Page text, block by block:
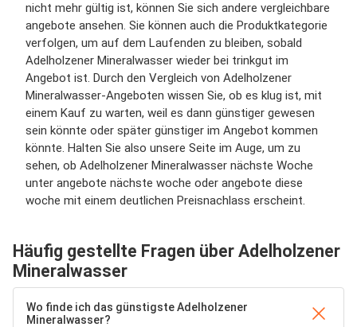
nicht mehr gültig ist, können Sie sich andere vergleichbare
angebote ansehen. Sie können auch die Produktkategorie
verfolgen, um auf dem Laufenden zu bleiben, sobald
Adelholzener Mineralwasser wieder bei trinkgut im
Angebot ist. Durch den Vergleich von Adelholzener
Mineralwasser-Angeboten wissen Sie, ob es klug ist, mit
einem Kauf zu warten, weil es dann günstiger gewesen
sein könnte oder später günstiger im Angebot kommen
könnte. Halten Sie also unsere Seite im Auge, um zu
sehen, ob Adelholzener Mineralwasser nächste Woche
unter angebote nächste woche oder angebote diese
woche mit einem deutlichen Preisnachlass erscheint.
Häufig gestellte Fragen über Adelholzener
Mineralwasser
Wo finde ich das günstigste Adelholzener
Mineralwasser?